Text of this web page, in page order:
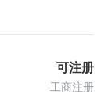
可注册
工商注册